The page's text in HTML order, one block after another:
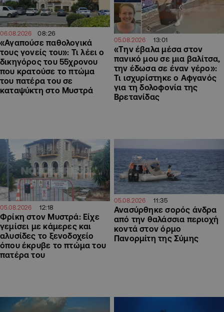
06.08.2026 08:26
«Αγαπούσε παθολογικά
τους γονείς του»: Τι λέει ο
δικηγόρος του 55χρονου
που κρατούσε το πτώμα
του πατέρα του σε
καταψύκτη στο Μυστρά
05.08.2026 13:01
«Την έβαλα μέσα στον
πανικό μου σε μια βαλίτσα,
την έδωσα σε έναν γέρο»:
Τι ισχυρίστηκε ο Αφγανός
για τη δολοφονία της
Βρετανίδας
05.08.2026 12:18
Φρίκη στον Μυστρά: Είχε
γεμίσει με κάμερες και
αλυσίδες το ξενοδοχείο
όπου έκρυβε το πτώμα του
πατέρα του
05.08.2026 11:35
Ανασύρθηκε σορός άνδρα
από την θαλάσσια περιοχή
κοντά στον όρμο
Πανορμίτη της Σύμης